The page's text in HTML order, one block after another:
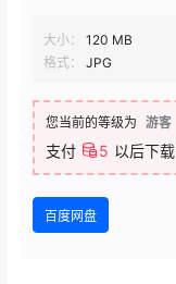
大小：
120 MB
格式：
JPG
您当前的等级为 游客
支付 5 以后下载
百度网盘